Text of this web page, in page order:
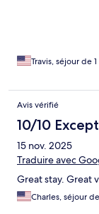
Travis, séjour de
Avis vérifié
10/10
15 nov. 2025
Traduire avec
Great stay. Great
Charles, séjour